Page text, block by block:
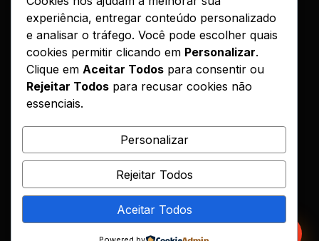
Como Funciona
Contato
Politica de Entrega
LEGAL
DMCA
Encontrou seu curso?
© 2026 Hotcursos. Todos os direitos reservados.
experiência, entregar conteúdo personalizado
e analisar o tráfego. Você pode escolher quais
cookies permitir clicando em Personalizar.
Clique em Aceitar Todos para consentir ou
Rejeitar Todos para recusar cookies não
essenciais.
Personalizar
Rejeitar Todos
Aceitar Todos